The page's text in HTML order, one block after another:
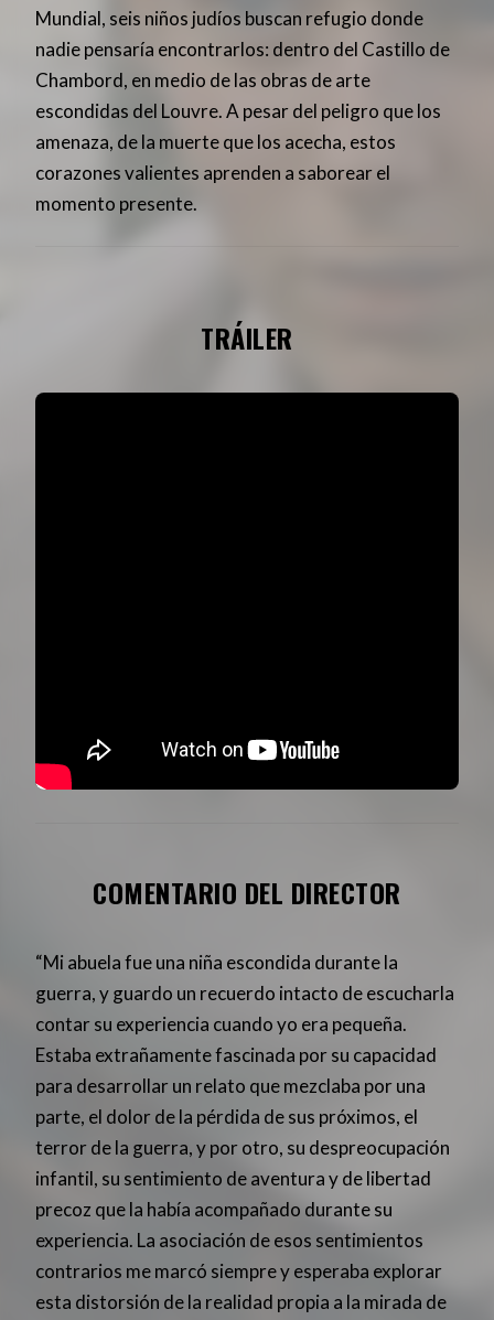
Mundial, seis niños judíos buscan refugio donde
nadie pensaría encontrarlos: dentro del Castillo de
Chambord, en medio de las obras de arte
escondidas del Louvre. A pesar del peligro que los
amenaza, de la muerte que los acecha, estos
corazones valientes aprenden a saborear el
momento presente.
TRÁILER
COMENTARIO DEL DIRECTOR
“Mi abuela fue una niña escondida durante la
guerra, y guardo un recuerdo intacto de escucharla
contar su experiencia cuando yo era pequeña.
Estaba extrañamente fascinada por su capacidad
para desarrollar un relato que mezclaba por una
parte, el dolor de la pérdida de sus próximos, el
terror de la guerra, y por otro, su despreocupación
infantil, su sentimiento de aventura y de libertad
precoz que la había acompañado durante su
experiencia. La asociación de esos sentimientos
contrarios me marcó siempre y esperaba explorar
esta distorsión de la realidad propia a la mirada de